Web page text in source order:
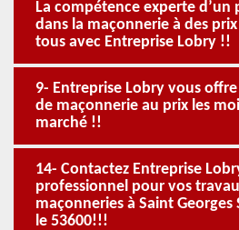
La compétence experte d’un
dans la maçonnerie à des prix
tous avec Entreprise Lobry !!
9- Entreprise Lobry vous offre
de maçonnerie au prix les
marché !!
14- Contactez Entreprise
professionnel pour vos
maçonneries à Saint Georges
le 53600!!!